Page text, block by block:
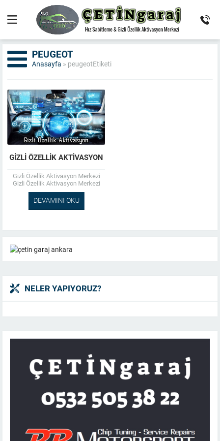
PEUGEOT
Anasayfa » peugeotEtiketi
GIZLI ÖZELLIK AKTIVASYON
Gizli Özellik Aktivasyon Merkezi
Gizli Özellik Aktivasyon Merkezi
olarak; Fabrikaların araçlarda
kapatmış olduğu gizli özellikleri
açarak, aracınızın gerçek gücünü
ve...
DEVAMINI OKU
NELER YAPIYORUZ?